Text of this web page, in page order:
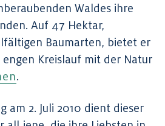
Waldes ihre
Auf 47 Hektar,
Baumarten, bietet er
Kreislauf mit der Natur
.
am 2. Juli 2010 dient dieser